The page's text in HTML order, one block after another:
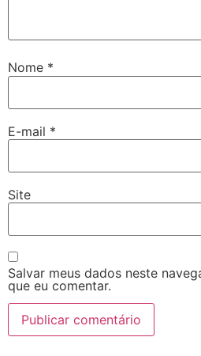
Nome *
E-mail *
Site
Salvar meus dados neste
que eu comentar.